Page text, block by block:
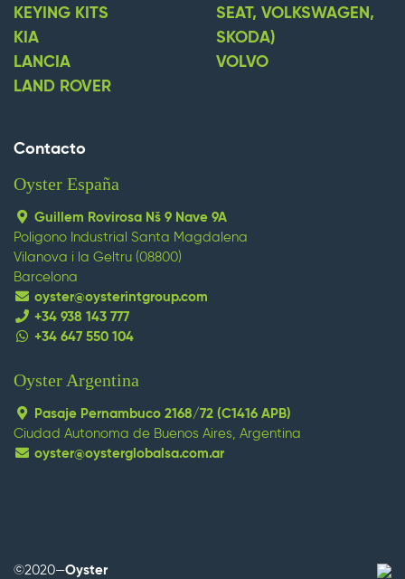
KEYING KITS
KIA
LANCIA
LAND ROVER
SEAT, VOLKSWAGEN,
SKODA)
VOLVO
Contacto
Oyster España
Guillem Rovirosa Nš 9 Nave 9A
Poligono Industrial Santa Magdalena
Vilanova i la Geltru (08800)
Barcelona
oyster@oysterintgroup.com
+34 938 143 777
+34 647 550 104
replica watches replique montre
Oyster Argentina
Pasaje Pernambuco 2168/72 (C1416 APB)
Ciudad Autonoma de Buenos Aires, Argentina
oyster@oysterglobalsa.com.ar
©2020—Oyster